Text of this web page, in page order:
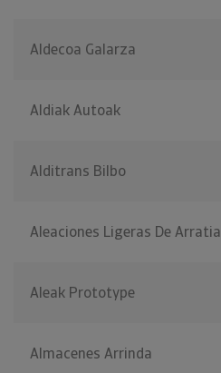
Aldecoa Galarza
Aldiak Autoak
Alditrans Bilbo
Aleaciones Ligeras De Arratia
Aleak Prototype
Almacenes Arrinda